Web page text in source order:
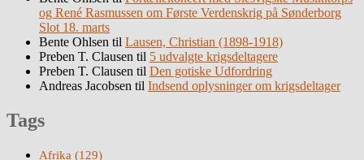
og René Rasmussen om Første Verdenskrig på Sønderborg
Slot 18. marts
Bente Ohlsen til Lausen, Christian (1898-1918)
Preben T. Clausen til 5 udvalgte krigsdeltagere
Preben T. Clausen til Den gotiske Udfordring
Andreas Jacobsen til Indsend oplysninger om krigsdeltager
Tags
Afrika (129)